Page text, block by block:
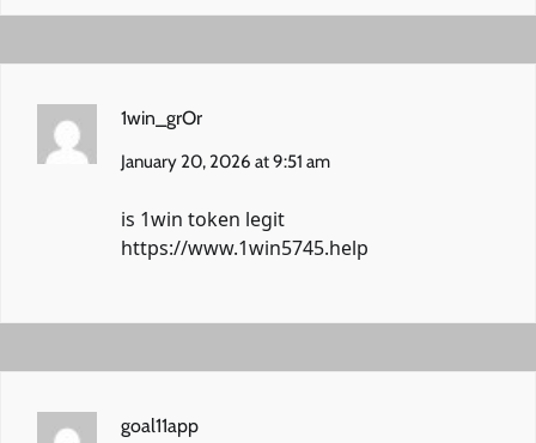
1win_grOr
January 20, 2026 at 9:51 am
is 1win token legit
https://www.1win5745.help
goal11app